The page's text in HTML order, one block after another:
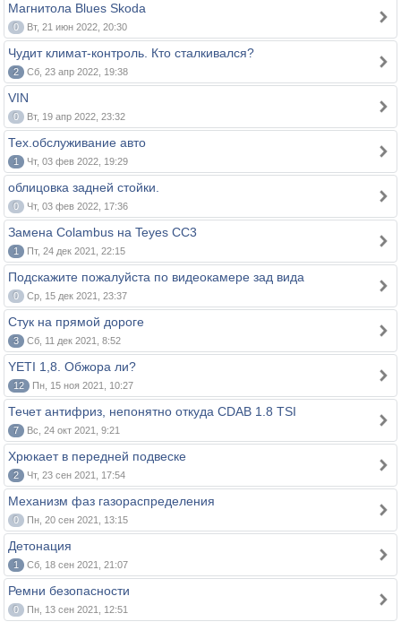
Магнитола Blues Skoda
0 Вт, 21 июн 2022, 20:30
Чудит климат-контроль. Кто сталкивался?
2 Сб, 23 апр 2022, 19:38
VIN
0 Вт, 19 апр 2022, 23:32
Тех.обслуживание авто
1 Чт, 03 фев 2022, 19:29
облицовка задней стойки.
0 Чт, 03 фев 2022, 17:36
Замена Colambus на Teyes CC3
1 Пт, 24 дек 2021, 22:15
Подскажите пожалуйста по видеокамере зад вида
0 Ср, 15 дек 2021, 23:37
Стук на прямой дороге
3 Сб, 11 дек 2021, 8:52
YETI 1,8. Обжора ли?
12 Пн, 15 ноя 2021, 10:27
Течет антифриз, непонятно откуда CDAB 1.8 TSI
7 Вс, 24 окт 2021, 9:21
Хрюкает в передней подвеске
2 Чт, 23 сен 2021, 17:54
Механизм фаз газораспределения
0 Пн, 20 сен 2021, 13:15
Детонация
1 Сб, 18 сен 2021, 21:07
Ремни безопасности
0 Пн, 13 сен 2021, 12:51